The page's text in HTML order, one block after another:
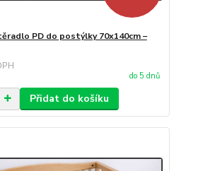
PD do postýlky 70x140cm –
do 5 dnů
Přidat do košíku